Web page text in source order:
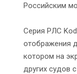
Российским
Серия РЛС
отображения
котором на
других судов